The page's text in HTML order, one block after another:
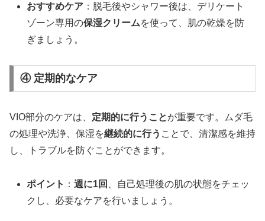
おすすめケア ：脱毛後やシャワー後は、デリケート
ゾーン専用の保湿クリームを使って、肌の乾燥を防
ぎましょう。
④ 定期的なケア
VIO部分のケアは、 定期的に行うことが重要です。ムダ毛
の処理や洗浄、保湿を継続的に行う ことで、清潔感を維持
し、トラブルを防ぐことができます。
ポイント ：週に1回
、自己処理後の肌の状態をチェッ
クし、必要なケアを行いましょう。